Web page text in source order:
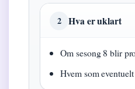
2 Hva er uklart
Om sesong 8 blir
Hvem som